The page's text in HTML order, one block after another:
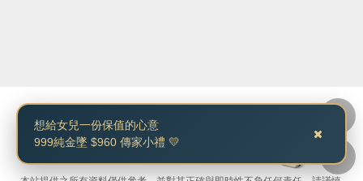
黃金價格資訊站.
© 2009-2026 All rights reserved.
想給女兒一份保值的心意
999純金墜 $960 傳家小禮 💛